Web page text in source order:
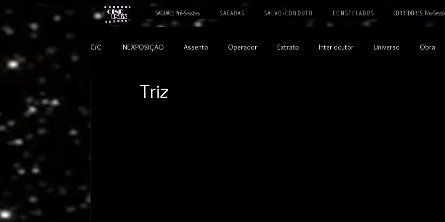
SAGUÃO: Pré-Sessões S A C A D A S S A L V O - C O N D U T O C O N S T E L A D O S CORREDORES: Pós-
C/C INEXPOSIÇÃO Assento Operador Extrato Interlocutor Universo Obra
Triz